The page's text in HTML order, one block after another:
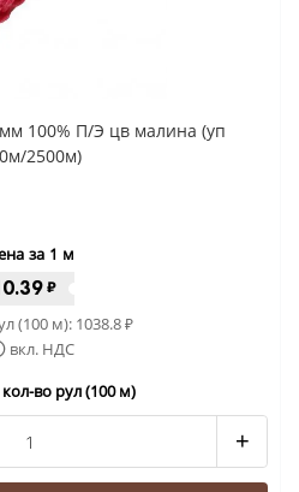
100% П/Э цв малина (уп
2500м)
за 1 м
₽
(100 м): 1038.8₽
вкл. НДС
во рул (100 м)
+